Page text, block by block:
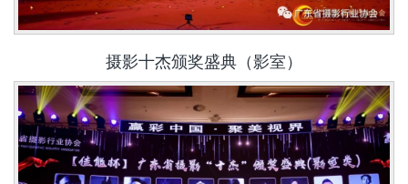
摄影十杰颁奖盛典（影室）